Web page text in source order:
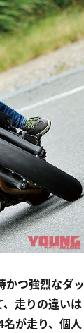
かつ強烈なダッ
走りの違いは
が走り、個人